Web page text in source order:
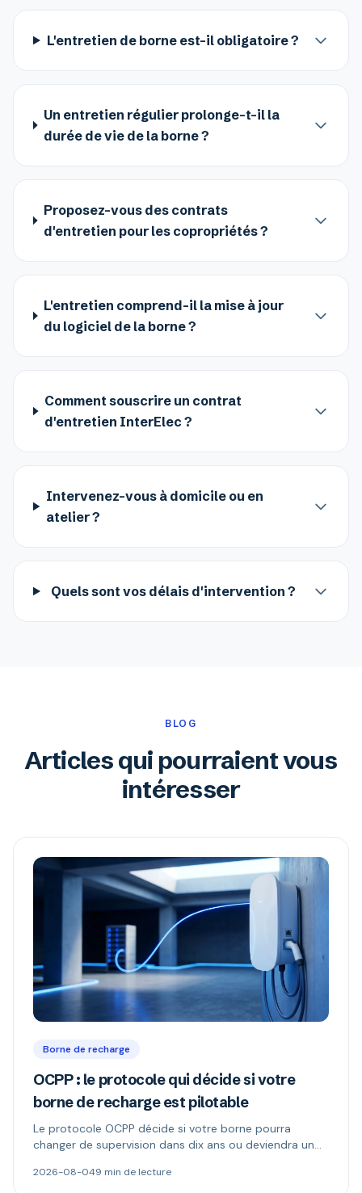
L'entretien de borne est-il obligatoire ?
Un entretien régulier prolonge-t-il la
durée de vie de la borne ?
Proposez-vous des contrats
d'entretien pour les copropriétés ?
L'entretien comprend-il la mise à jour
du logiciel de la borne ?
Comment souscrire un contrat
d'entretien InterElec ?
Intervenez-vous à domicile ou en
atelier ?
Quels sont vos délais d'intervention ?
BLOG
Articles qui pourraient vous
intéresser
Borne de recharge
OCPP : le protocole qui décide si votre
borne de recharge est pilotable
Le protocole OCPP décide si votre borne pourra
changer de supervision dans dix ans ou deviendra un
versions 1.6 et 2.0.1, et comment repérer une borne «
2026-08-049 min de lecture